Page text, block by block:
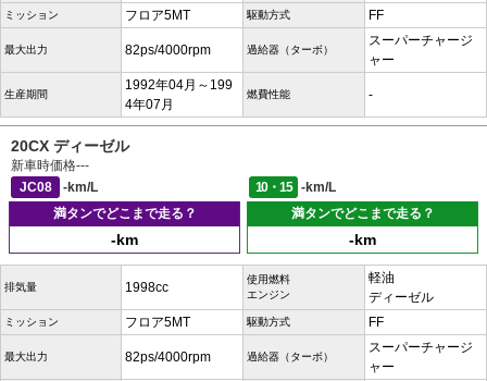
ミッション フロア5MT 駆動方式 FF
最大出力 82ps/4000rpm 過給器（ターボ）
スーパーチャージ
ャー
生産期間
1992年04月～199
4年07月
燃費性能 -
20CX ディーゼル
新車時価格---
JC08
-km/L 10・15
-km/L
満タンでどこまで走る？
-km
満タンでどこまで走る？
-km
排気量 1998cc
使用燃料
エンジン
軽油
ディーゼル
ミッション フロア5MT 駆動方式 FF
最大出力 82ps/4000rpm 過給器（ターボ）
スーパーチャージ
ャー